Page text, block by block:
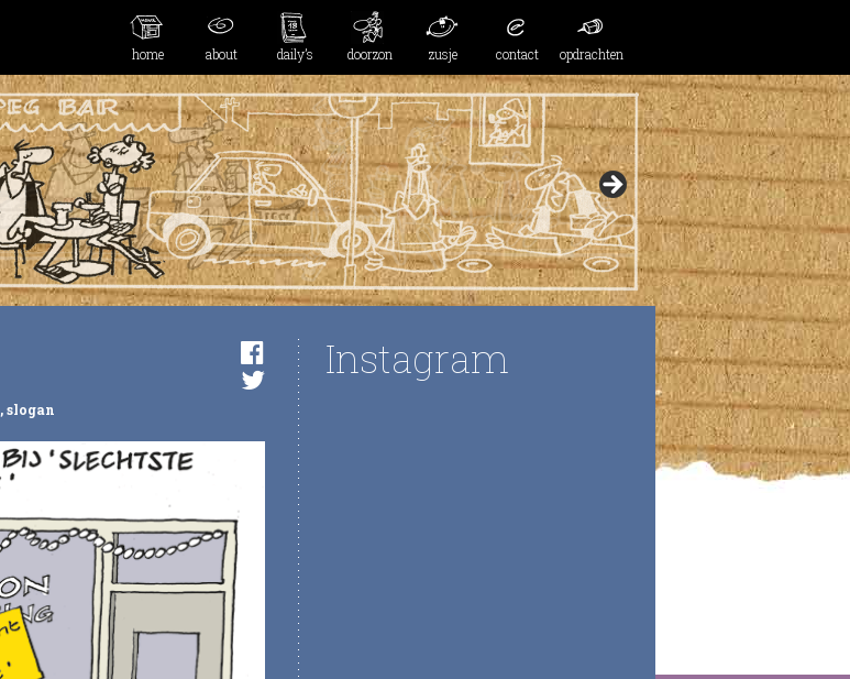
home about daily’s doorzon zusje contact opdrachten
,slogan
Instagram